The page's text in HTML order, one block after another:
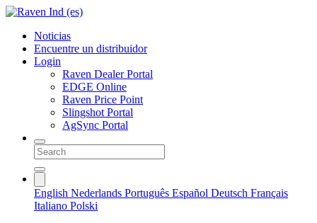
Noticias
Encuentre un distribuidor
Login
Raven Dealer Portal
EDGE Online
Raven Price Point
Slingshot Portal
AgSync Portal
English Nederlands Português Español Deutsch Français
Italiano Polski